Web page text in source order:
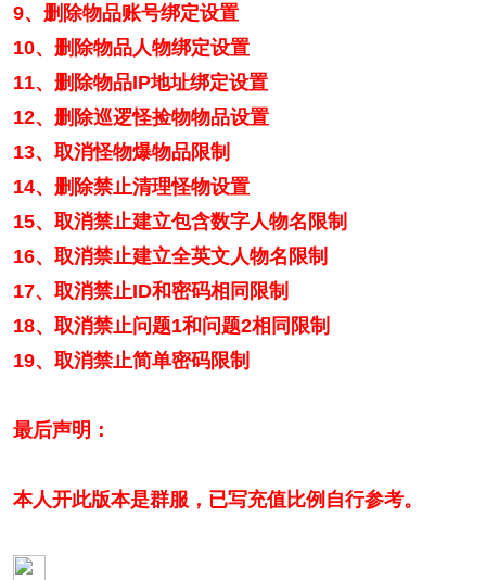
9、删除物品账号绑定设置
10、删除物品人物绑定设置
11、删除物品IP地址绑定设置
12、删除巡逻怪捡物物品设置
13、取消怪物爆物品限制
14、删除禁止清理怪物设置
15、取消禁止建立包含数字人物名限制
16、取消禁止建立全英文人物名限制
17、取消禁止ID和密码相同限制
18、取消禁止问题1和问题2相同限制
19、取消禁止简单密码限制
最后声明：
本人开此版本是群服，已写充值比例自行参考。